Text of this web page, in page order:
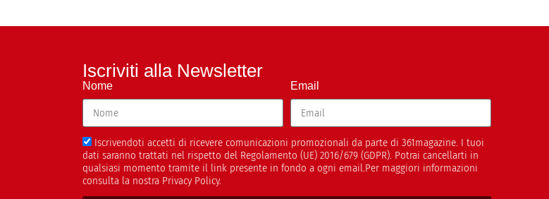
Iscriviti alla Newsletter
Nome Email
Iscrivendoti accetti di ricevere comunicazioni promozionali da parte di 361magazine. I tuoi
dati saranno trattati nel rispetto del Regolamento (UE) 2016/679 (GDPR). Potrai cancellarti in
qualsiasi momento tramite il link presente in fondo a ogni email.Per maggiori informazioni
consulta la nostra Privacy Policy.